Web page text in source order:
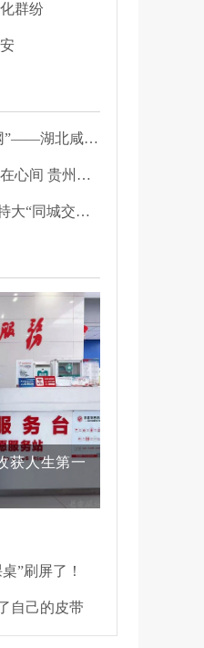
群纷
聚焦“小切口” 织密“防护网”——湖北咸安公安开展精准清查行动净化夏夜治安环境
宣讲声响在耳边 安全弦绷在心间 贵州交警深入开展夏季交通安全宣传活动
四川攀枝花警方破获一起特大“同城交友”电信网络诈骗案
获人生第一
”刷屏了！
自己的皮带